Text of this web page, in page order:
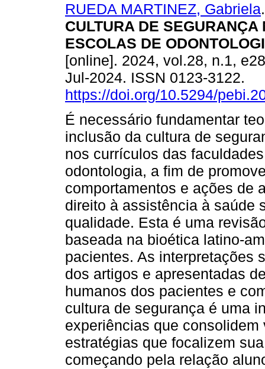
RUEDA MARTINEZ, Gabriela.
CULTURA DE SEGURANÇA
ESCOLAS DE
[online]. 2024, vol.28, n.1,
Jul-2024. ISSN 0123-3122.
https://doi.org/10.5294/
É necessário fundamentar
inclusão da cultura de
nos currículos das
odontologia, a fim de
comportamentos e ações de
direito à assistência à saúde
qualidade. Esta é uma
baseada na bioética latino-
pacientes. As interpretações
dos artigos e apresentadas
humanos dos pacientes e
cultura de segurança é uma
experiências que
estratégias que focalizem
começando pela relação